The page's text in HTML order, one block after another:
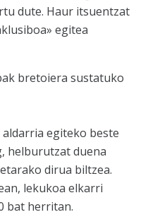
dute. Haur itsuentzat
egitea
bretoiera sustatuko
egiteko beste
helburutzat duena
dirua biltzea.
lekukoa elkarri
bat herritan.